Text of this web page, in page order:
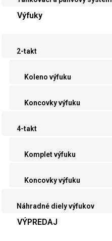
Výfuky
2-takt
Koleno výfuku
Koncovky výfuku
4-takt
Komplet výfuku
Koncovky výfuku
Náhradné diely výfukov
VÝPREDAJ